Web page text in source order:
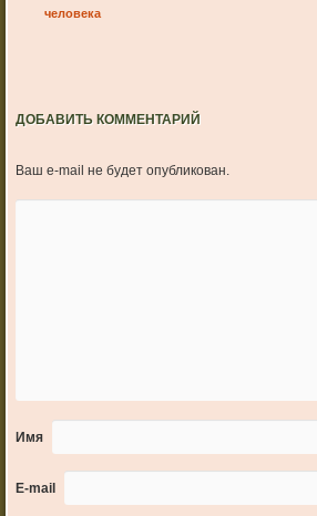
человека
ДОБАВИТЬ КОММЕНТАРИЙ
Ваш e-mail не будет опубликован.
Имя
E-mail